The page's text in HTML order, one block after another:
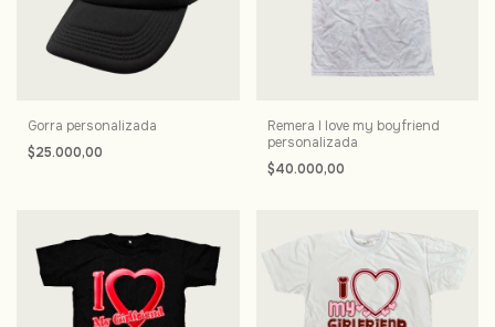
Gorra personalizada
$25.000,00
Remera I love my boyfriend
personalizada
$40.000,00